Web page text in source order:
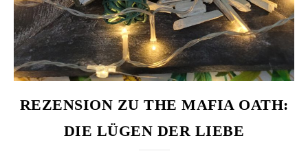
REZENSION ZU THE MAFIA OATH:
DIE LÜGEN DER LIEBE